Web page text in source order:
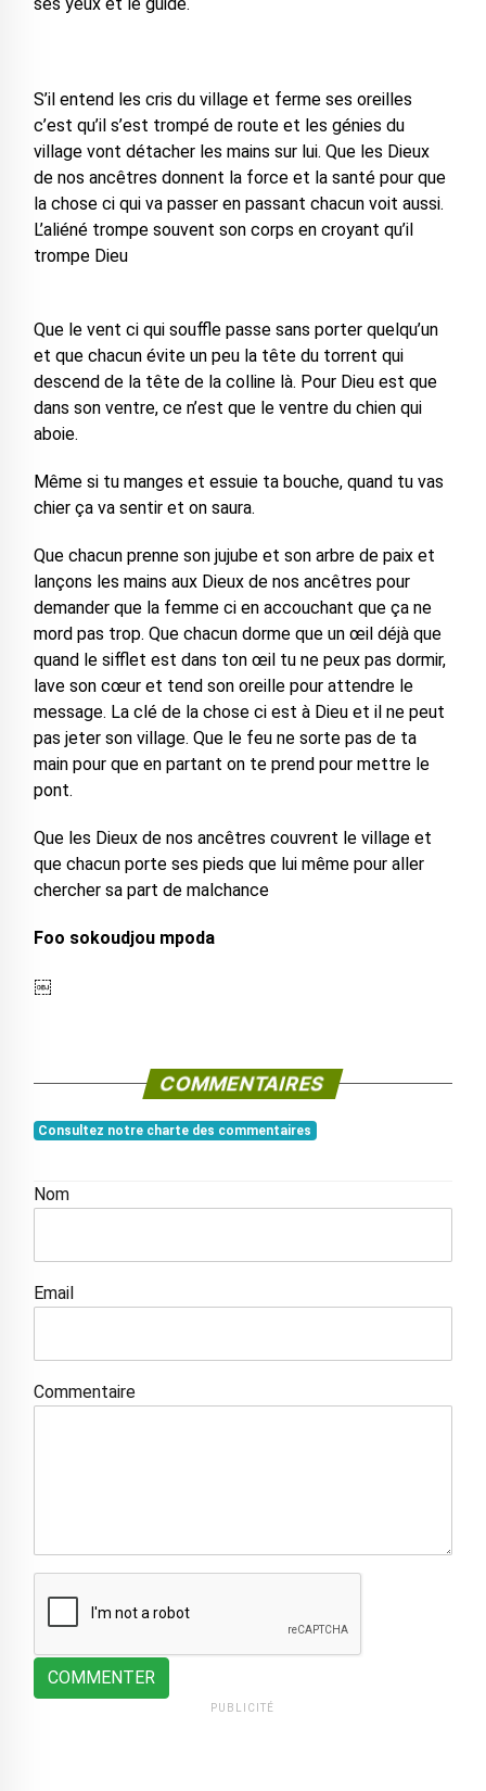
S’il entend les cris du village et ferme ses oreilles
c’est qu’il s’est trompé de route et les génies du
village vont détacher les mains sur lui. Que les Dieux
de nos ancêtres donnent la force et la santé pour que
la chose ci qui va passer en passant chacun voit aussi.
L’aliéné trompe souvent son corps en croyant qu’il
trompe Dieu
Que le vent ci qui souffle passe sans porter quelqu’un
et que chacun évite un peu la tête du torrent qui
descend de la tête de la colline là. Pour Dieu est que
dans son ventre, ce n’est que le ventre du chien qui
aboie.
Même si tu manges et essuie ta bouche, quand tu vas
chier ça va sentir et on saura.
Que chacun prenne son jujube et son arbre de paix et
lançons les mains aux Dieux de nos ancêtres pour
demander que la femme ci en accouchant que ça ne
mord pas trop. Que chacun dorme que un œil déjà que
quand le sifflet est dans ton œil tu ne peux pas dormir,
lave son cœur et tend son oreille pour attendre le
message. La clé de la chose ci est à Dieu et il ne peut
pas jeter son village. Que le feu ne sorte pas de ta
main pour que en partant on te prend pour mettre le
pont.
Que les Dieux de nos ancêtres couvrent le village et
que chacun porte ses pieds que lui même pour aller
chercher sa part de malchance
Foo sokoudjou mpoda
￼
COMMENTAIRES
Consultez notre charte des commentaires
Nom
Email
Commentaire
COMMENTER
PUBLICITÉ